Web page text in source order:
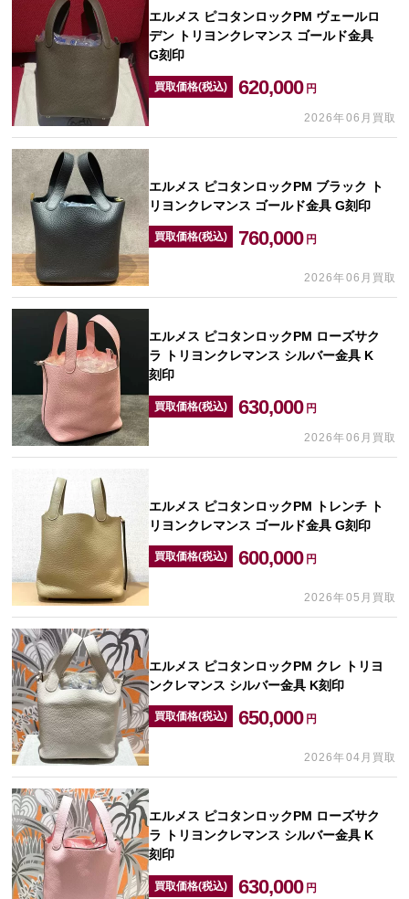
エルメス ピコタンロックPM ヴェールロ
デン トリヨンクレマンス ゴールド金具
G刻印
買取価格(税込) 620,000 円
2026年06月買取
エルメス ピコタンロックPM ブラック ト
リヨンクレマンス ゴールド金具 G刻印
買取価格(税込) 760,000 円
2026年06月買取
エルメス ピコタンロックPM ローズサク
ラ トリヨンクレマンス シルバー金具 K
刻印
買取価格(税込) 630,000 円
2026年06月買取
エルメス ピコタンロックPM トレンチ ト
リヨンクレマンス ゴールド金具 G刻印
買取価格(税込) 600,000 円
2026年05月買取
エルメス ピコタンロックPM クレ トリヨ
ンクレマンス シルバー金具 K刻印
買取価格(税込) 650,000 円
2026年04月買取
エルメス ピコタンロックPM ローズサク
ラ トリヨンクレマンス シルバー金具 K
刻印
買取価格(税込) 630,000 円